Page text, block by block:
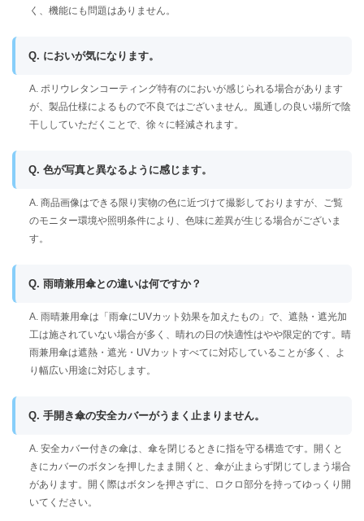
く、機能にも問題はありません。
Q. においが気になります。
A. ポリウレタンコーティング特有のにおいが感じられる場合があります
が、製品仕様によるもので不良ではございません。風通しの良い場所で陰
干ししていただくことで、徐々に軽減されます。
Q. 色が写真と異なるように感じます。
A. 商品画像はできる限り実物の色に近づけて撮影しておりますが、ご覧
のモニター環境や照明条件により、色味に差異が生じる場合がございま
す。
Q. 雨晴兼用傘との違いは何ですか？
A. 雨晴兼用傘は「雨傘にUVカット効果を加えたもの」で、遮熱・遮光加
工は施されていない場合が多く、晴れの日の快適性はやや限定的です。晴
雨兼用傘は遮熱・遮光・UVカットすべてに対応していることが多く、よ
り幅広い用途に対応します。
Q. 手開き傘の安全カバーがうまく止まりません。
A. 安全カバー付きの傘は、傘を閉じるときに指を守る構造です。開くと
きにカバーのボタンを押したまま開くと、傘が止まらず閉じてしまう場合
があります。開く際はボタンを押さずに、ロクロ部分を持ってゆっくり開
いてください。